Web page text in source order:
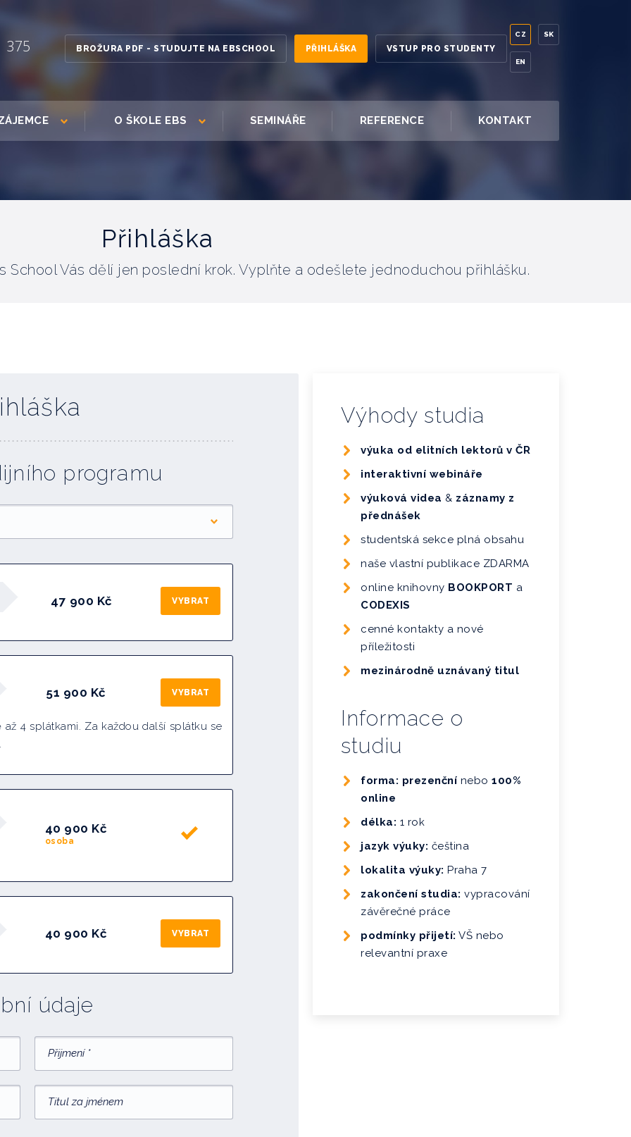
375 BROŽURA PDF - STUDUJTE NA EBSCHOOL PŘIHLÁŠKA VSTUP PRO STUDENTY
CZ
EN
SK
O ŠKOLE EBS SEMINÁŘE REFERENCE KONTAKT
Přihláška
School Vás dělí jen poslední krok. Vyplňte a odešlete jednoduchou přihlášku.
programu
47 900 Kč VYBRAT
51 900 Kč VYBRAT
4 splátkami. Za každou další splátku se
40 900 Kč
osoba
40 900 Kč VYBRAT
údaje
Výhody studia
výuka od elitních lektorů v ČR
interaktivní webináře
výuková videa & záznamy z
přednášek
studentská sekce plná obsahu
naše vlastní publikace ZDARMA
online knihovny BOOKPORT a
CODEXIS
cenné kontakty a nové
příležitosti
mezinárodně uznávaný titul
Informace o
studiu
forma: prezenční nebo 100%
online
délka: 1 rok
jazyk výuky: čeština
lokalita výuky: Praha 7
zakončení studia: vypracování
závěrečné práce
podmínky přijetí: VŠ nebo
relevantní praxe